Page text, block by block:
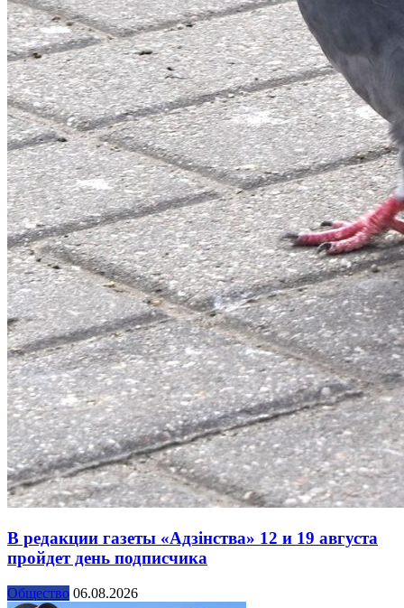
В редакции газеты «Адзінства» 12 и 19 августа
пройдет день подписчика
Общество 06.08.2026